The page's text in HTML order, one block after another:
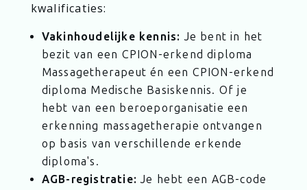
kwalificaties:
Vakinhoudelijke kennis: Je bent in het
bezit van een CPION-erkend diploma
Massagetherapeut én een CPION-erkend
diploma Medische Basiskennis. Of je
hebt van een beroeporganisatie een
erkenning massagetherapie ontvangen
op basis van verschillende erkende
diploma's.
AGB-registratie: Je hebt een AGB-code